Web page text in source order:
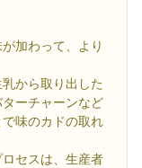
加わって、より
から取り出した
ーチャーンなど
味のカドの取れ
セスは、生産者